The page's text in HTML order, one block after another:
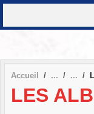
Accueil
LES